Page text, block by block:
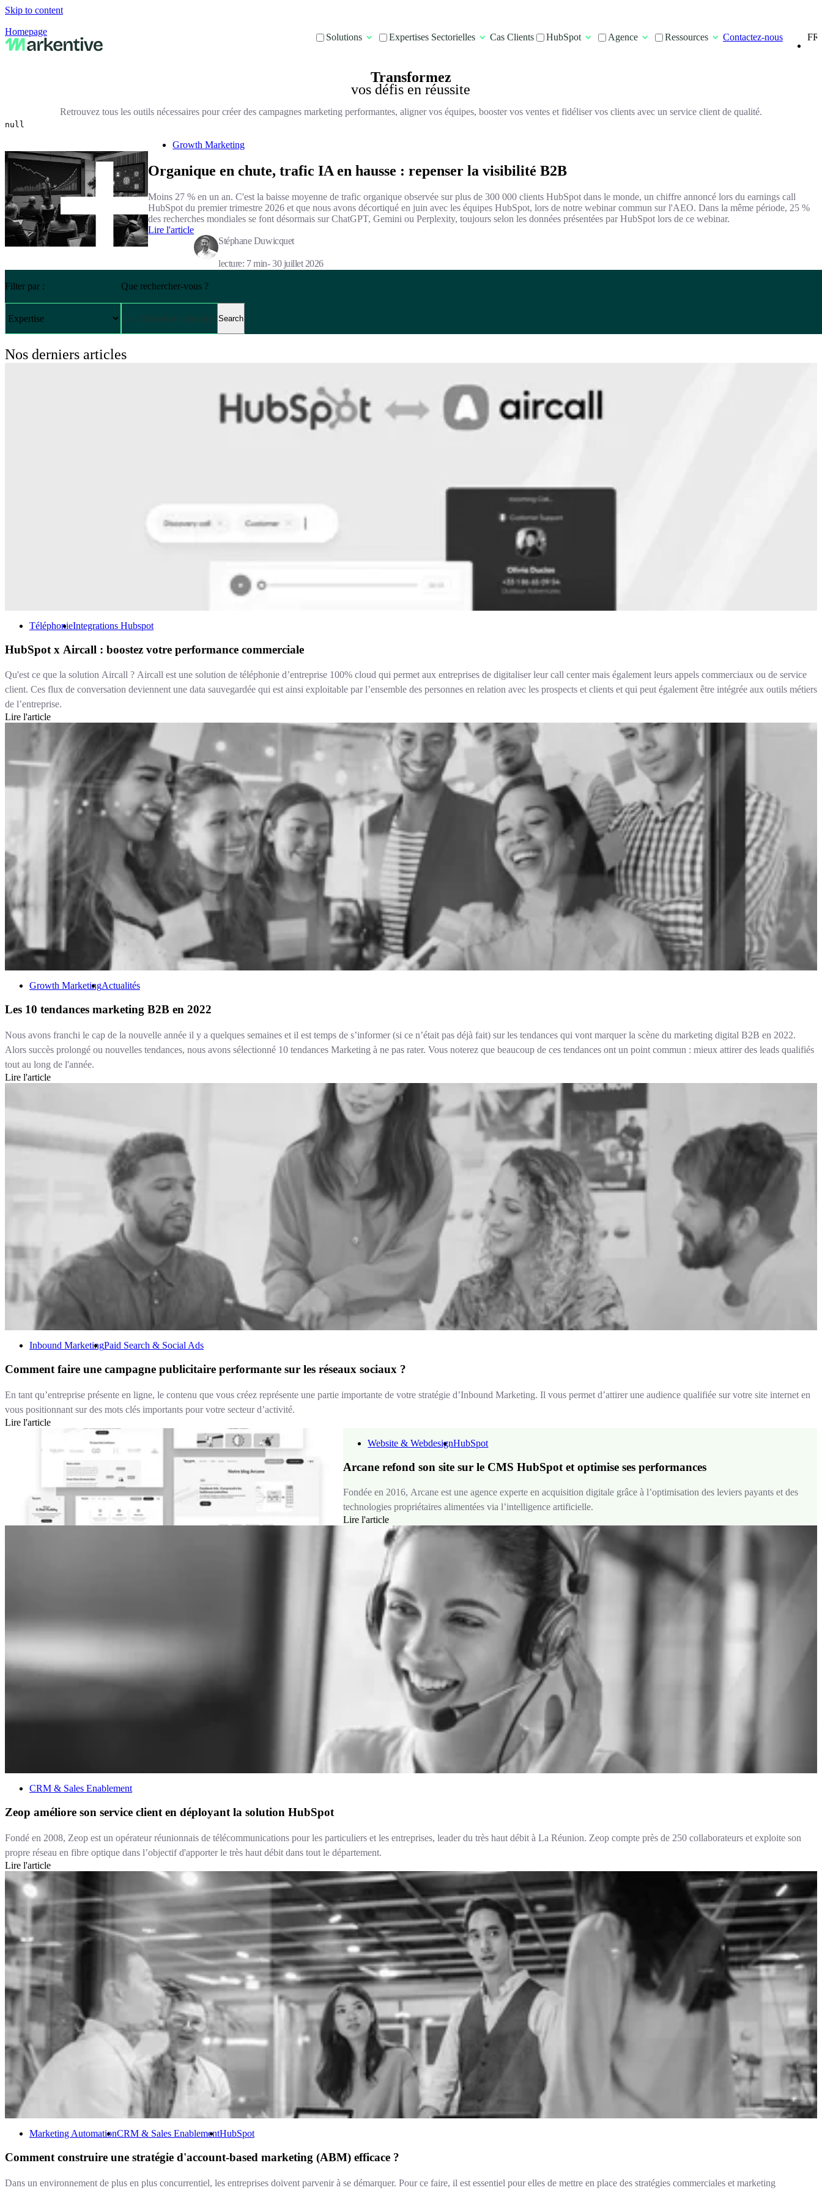
Skip to content
Homepage
Solutions Expertises Sectorielles Cas Clients HubSpot Agence Ressources Contactez-nous
Transformez
vos défis en réussite
Retrouvez tous les outils nécessaires pour créer des campagnes marketing performantes, aligner vos équipes, booster vos ventes et fidéliser vos clients avec un service client de qualité.
null
Growth Marketing
Organique en chute, trafic IA en hausse : repenser la visibilité B2B
Moins 27 % en un an. C'est la baisse moyenne de trafic organique observée sur plus de 300 000 clients HubSpot dans le monde, un chiffre annoncé lors du earnings call
HubSpot du premier trimestre 2026 et que nous avons décortiqué en juin avec les équipes HubSpot, lors de notre webinar commun sur l'AEO. Dans la même période, 25 %
des recherches mondiales se font désormais sur ChatGPT, Gemini ou Perplexity, toujours selon les données présentées par HubSpot lors de ce webinar.
Lire l'article
Stéphane Duwicquet
lecture: 7 min 30 juillet 2026
Filter par : Que rechercher-vous ?
Search
Nos derniers articles
TéléphonieIntegrations Hubspot
HubSpot x Aircall : boostez votre performance commerciale
Qu'est ce que la solution Aircall ? Aircall est une solution de téléphonie d’entreprise 100% cloud qui permet aux entreprises de digitaliser leur call center mais également leurs appels commerciaux ou de service
client. Ces flux de conversation deviennent une data sauvegardée qui est ainsi exploitable par l’ensemble des personnes en relation avec les prospects et clients et qui peut également être intégrée aux outils métiers
de l’entreprise.
Lire l'article
Growth MarketingActualités
Les 10 tendances marketing B2B en 2022
Nous avons franchi le cap de la nouvelle année il y a quelques semaines et il est temps de s’informer (si ce n’était pas déjà fait) sur les tendances qui vont marquer la scène du marketing digital B2B en 2022.
Alors succès prolongé ou nouvelles tendances, nous avons sélectionné 10 tendances Marketing à ne pas rater. Vous noterez que beaucoup de ces tendances ont un point commun : mieux attirer des leads qualifiés
tout au long de l'année.
Lire l'article
Inbound MarketingPaid Search & Social Ads
Comment faire une campagne publicitaire performante sur les réseaux sociaux ?
En tant qu’entreprise présente en ligne, le contenu que vous créez représente une partie importante de votre stratégie d’Inbound Marketing. Il vous permet d’attirer une audience qualifiée sur votre site internet en
vous positionnant sur des mots clés importants pour votre secteur d’activité.
Lire l'article
Website & WebdesignHubSpot
Arcane refond son site sur le CMS HubSpot et optimise ses performances
Fondée en 2016, Arcane est une agence experte en acquisition digitale grâce à l’optimisation des leviers payants et des
technologies propriétaires alimentées via l’intelligence artificielle.
Lire l'article
CRM & Sales Enablement
Zeop améliore son service client en déployant la solution HubSpot
Fondé en 2008, Zeop est un opérateur réunionnais de télécommunications pour les particuliers et les entreprises, leader du très haut débit à La Réunion. Zeop compte près de 250 collaborateurs et exploite son
propre réseau en fibre optique dans l’objectif d'apporter le très haut débit dans tout le département.
Lire l'article
Marketing AutomationCRM & Sales EnablementHubSpot
Comment construire une stratégie d'account-based marketing (ABM) efficace ?
Dans un environnement de plus en plus concurrentiel, les entreprises doivent parvenir à se démarquer. Pour ce faire, il est essentiel pour elles de mettre en place des stratégies commerciales et marketing